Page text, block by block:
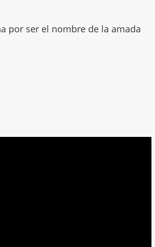
por ser el nombre de la amada